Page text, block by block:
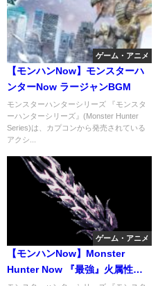
ゲーム・アニメ
【モンハンNow】モンスターハ
ンターNow ラージャンBGM
モンスターハンターシリーズ 『モンスタ
ーハンターシリーズ』(Monster Hunter
Series)は、カプコンから発売されている
アクシ...
ゲーム・アニメ
【モンハンNow】Monster
Hunter Now 『最強』火属性大